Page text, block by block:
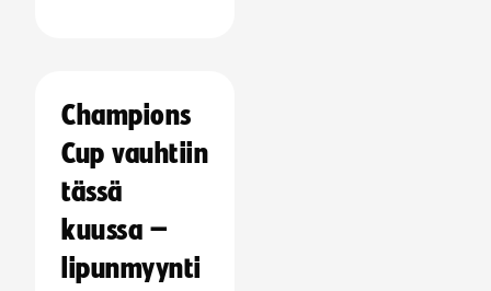
Champions
Cup vauhtiin
tässä
kuussa –
lipunmyynti